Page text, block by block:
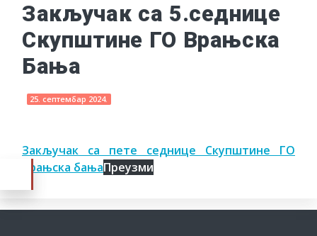
Закључак са 5.седнице
Скупштине ГО Врањска
Бања
25. септембар 2024.
Закључак са пете седнице Скупштине ГО
Врањска бањаПреузми